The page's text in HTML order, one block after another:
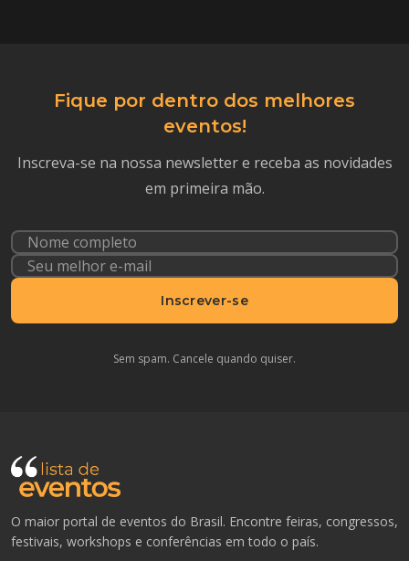
Fique por dentro dos melhores
eventos!
Inscreva-se na nossa newsletter e receba as novidades
em primeira mão.
Inscrever-se
Sem spam. Cancele quando quiser.
O maior portal de eventos do Brasil. Encontre feiras, congressos,
festivais, workshops e conferências em todo o país.